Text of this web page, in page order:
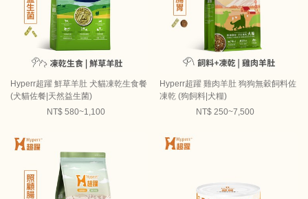
Hyperr超躍 鮮草羊肚 犬貓凍乾生食餐
(犬貓佐餐|天然益生菌)
NT$ 580~1,100
Hyperr超躍 雞肉羊肚 狗狗無穀飼料佐
凍乾 (狗飼料|犬糧)
NT$ 250~7,500